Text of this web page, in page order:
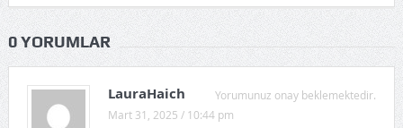
0 YORUMLAR
Yorumunuz onay beklemektedir.
LauraHaich
Mart 31, 2025 / 10:44 pm